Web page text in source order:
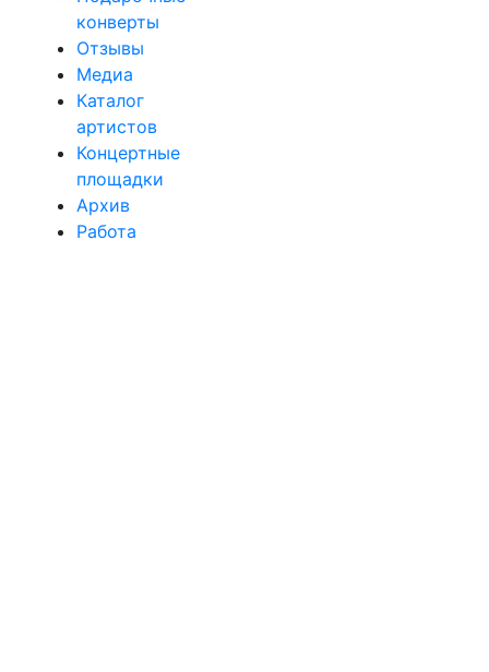
конверты
Отзывы
Медиа
Каталог
артистов
Концертные
площадки
Архив
Работа